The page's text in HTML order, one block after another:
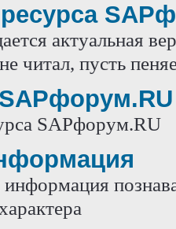
актуальная
читал, пусть
SAPфорум.RU